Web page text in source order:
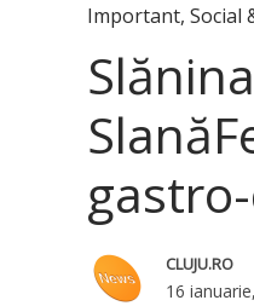
Important, Social
CLUJU.RO
16